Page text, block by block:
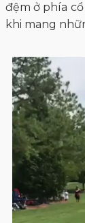
đệm ở phía
khi mang